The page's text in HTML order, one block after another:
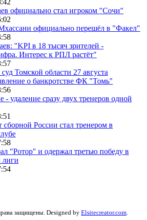
официально стал игроком "Сочи"
официально перешёл в "Факел"
"KPI в 18 тысяч зрителей -
Интерес к РПЛ растёт"
Томской области 27 августа
о банкротстве ФК "Томь"
- удаление сразу двух тренеров одной
сборной России стал тренером в
"Ротор" и одержал третью победу в
лиги
защищены. Designed by Elsitecreator.com